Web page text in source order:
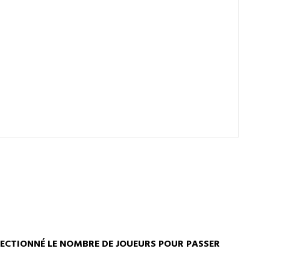
LE NOMBRE DE JOUEURS POUR PASSER